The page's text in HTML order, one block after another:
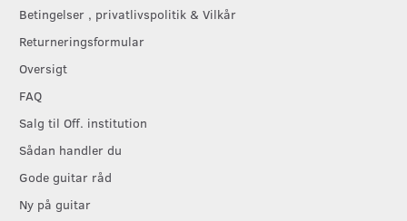
Betingelser , privatlivspolitik & Vilkår
Returneringsformular
Oversigt
FAQ
Salg til Off. institution
Sådan handler du
Gode guitar råd
Ny på guitar